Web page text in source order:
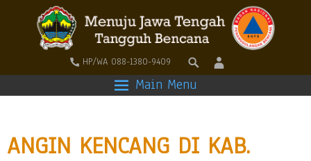
HP/WA 088-1380-9409
Main Menu
ANGIN KENCANG DI KAB.